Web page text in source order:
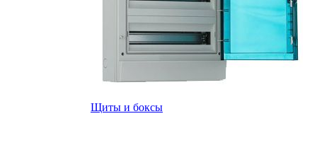
Щиты и боксы